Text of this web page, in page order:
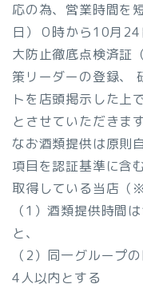
応の為、営業時間を
日）０時から10月
大防止徹底点検済証
策リーダーの登録、
トを店頭掲示した上
とさせていただきます
なお酒類提供は原則
項目を認証基準に含
取得している当店（
（1）酒類提供時間
と、
（2）同一グループ
4人以内とする